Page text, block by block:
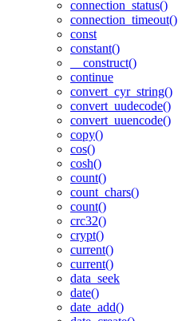
connection_status()
connection_timeout()
const
constant()
__construct()
continue
convert_cyr_string()
convert_uudecode()
convert_uuencode()
copy()
cos()
cosh()
count()
count_chars()
count()
crc32()
crypt()
current()
current()
data_seek
date()
date_add()